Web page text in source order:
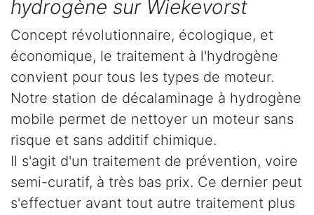
hydrogène sur Wiekevorst
Concept révolutionnaire, écologique, et
économique, le traitement à l'hydrogène
convient pour tous les types de moteur.
Notre station de décalaminage à hydrogène
mobile permet de nettoyer un moteur sans
risque et sans additif chimique.
Il s'agit d'un traitement de prévention, voire
semi-curatif, à très bas prix. Ce dernier peut
s'effectuer avant tout autre traitement plus